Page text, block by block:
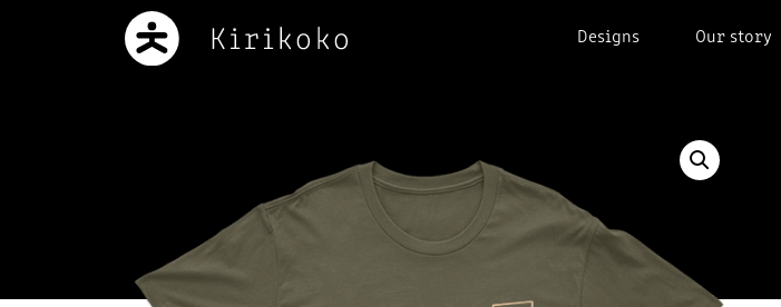
Designs Our story